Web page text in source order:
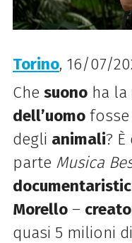
Torino, 16/07/
Che suonoha la
dell’uomofosse
degli animali?
parte Musica
Morello–
quasi 5 milioni